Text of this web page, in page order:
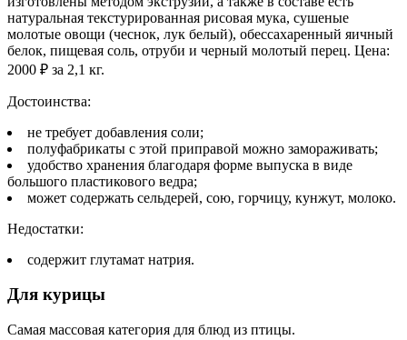
натуральная текстурированная рисовая мука, сушеные
молотые овощи (чеснок, лук белый), обессахаренный яичный
белок, пищевая соль, отруби и черный молотый перец. Цена:
2000 ₽ за 2,1 кг.
Достоинства:
не требует добавления соли;
полуфабрикаты с этой приправой можно замораживать;
удобство хранения благодаря форме выпуска в виде
большого пластикового ведра;
может содержать сельдерей, сою, горчицу, кунжут, молоко.
Недостатки:
содержит глутамат натрия.
Для курицы
Самая массовая категория для блюд из птицы.